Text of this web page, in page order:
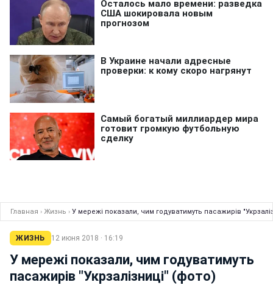
Главная › Жизнь › У мережі показали, чим годуватимуть пасажирів
ЖИЗНЬ 12 июня 2018 · 16:19
У мережі показали, чим годуватимуть
пасажирів "Укрзалізниці" (фото)